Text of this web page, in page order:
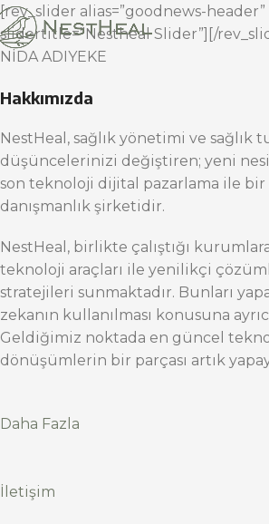
[rev_slider alias=”goodnews-header”
slidertitle=”Nestheal Slider”][/
NİDA ADIYEKE
Hakkımızda
NestHeal, sağlık yönetimi ve sağlık
düşüncelerinizi değiştiren; yeni
son teknoloji dijital pazarlama ile
danışmanlık şirketidir.
NestHeal, birlikte çalıştığı
teknoloji araçları ile yenilikçi
stratejileri sunmaktadır. Bunları
zekanın kullanılması konusuna
Geldiğimiz noktada en güncel
dönüşümlerin bir parçası artık
Daha Fazla
İletişim